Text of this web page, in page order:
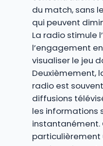
du match, sans
qui peuvent
La radio stimule
l’engagement
visualiser le jeu
Deuxièmement,
radio est
diffusions
les informations
instantanément.
particulièrement